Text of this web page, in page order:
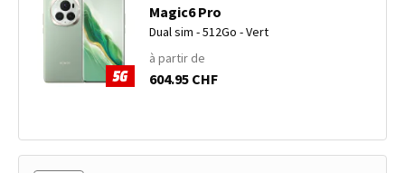
Magic6 Pro
Dual sim - 512Go - Vert
à partir de
604.95 CHF